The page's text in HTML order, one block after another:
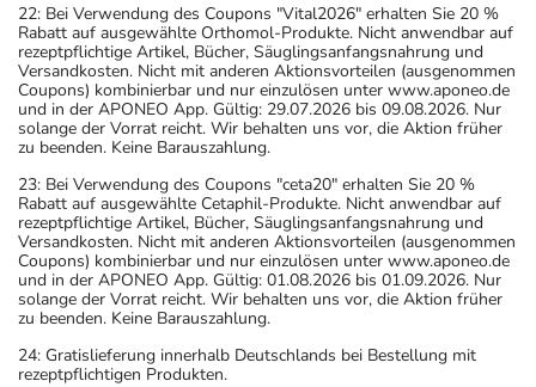
22: Bei Verwendung des Coupons "Vital2026" erhalten Sie 20 %
Rabatt auf ausgewählte Orthomol-Produkte. Nicht anwendbar auf
rezeptpflichtige Artikel, Bücher, Säuglingsanfangsnahrung und
Versandkosten. Nicht mit anderen Aktionsvorteilen (ausgenommen
Coupons) kombinierbar und nur einzulösen unter www.aponeo.de
und in der APONEO App. Gültig: 29.07.2026 bis 09.08.2026. Nur
solange der Vorrat reicht. Wir behalten uns vor, die Aktion früher
zu beenden. Keine Barauszahlung.
23: Bei Verwendung des Coupons "ceta20" erhalten Sie 20 %
Rabatt auf ausgewählte Cetaphil-Produkte. Nicht anwendbar auf
rezeptpflichtige Artikel, Bücher, Säuglingsanfangsnahrung und
Versandkosten. Nicht mit anderen Aktionsvorteilen (ausgenommen
Coupons) kombinierbar und nur einzulösen unter www.aponeo.de
und in der APONEO App. Gültig: 01.08.2026 bis 01.09.2026. Nur
solange der Vorrat reicht. Wir behalten uns vor, die Aktion früher
zu beenden. Keine Barauszahlung.
24: Gratislieferung innerhalb Deutschlands bei Bestellung mit
rezeptpflichtigen Produkten.